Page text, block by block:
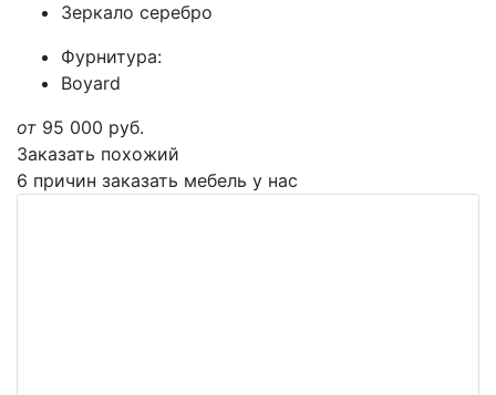
Зеркало серебро
Фурнитура:
Boyard
от 95 000 руб.
Заказать похожий
6 причин заказать мебель у нас